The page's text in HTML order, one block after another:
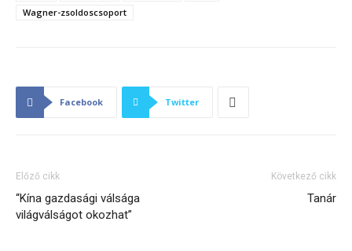
Wagner-zsoldoscsoport
Facebook Twitter
Előző cikk
“Kína gazdasági válsága
világválságot okozhat”
Következő cikk
Tanár